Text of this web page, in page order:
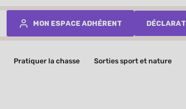
Mon espace adhérent
Pratiquer la chasse Sorties sport et nature